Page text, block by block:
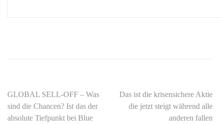
GLOBAL SELL-OFF – Was
sind die Chancen? Ist das der
absolute Tiefpunkt bei Blue
Das ist die krisensichere Aktie
die jetzt steigt während alle
anderen fallen